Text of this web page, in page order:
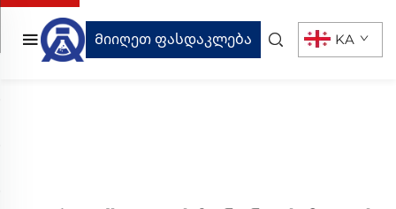
Მიიღეთ ფასდაკლება KA